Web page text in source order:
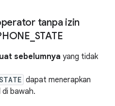
tanpa izin
STATE
sebelumnya yang tidak
dapat menerapkan
bawah.